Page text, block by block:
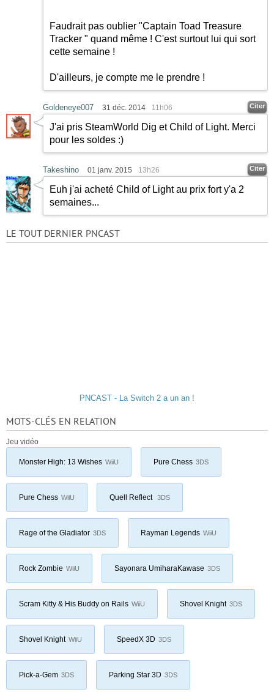
Faudrait pas oublier "Captain Toad Treasure
Tracker " quand même ! C'est surtout lui qui sort
cette semaine !
D'ailleurs, je compte me le prendre !
Goldeneye007 31 déc. 2014 11h06 Citer
J'ai pris SteamWorld Dig et Child of Light. Merci
pour les soldes :)
Takeshino 01 janv. 2015 13h26 Citer
Euh j'ai acheté Child of Light au prix fort y'a 2
semaines...
LE TOUT DERNIER PNCAST
PNCAST - La Switch 2 a un an !
MOTS-CLÉS EN RELATION
Jeu vidéo
Monster High: 13 Wishes WiiU Pure Chess 3DS
Pure Chess WiiU Quell Reflect 3DS
Rage of the Gladiator 3DS Rayman Legends WiiU
Rock Zombie WiiU Sayonara UmiharaKawase 3DS
Scram Kitty & His Buddy on Rails WiiU Shovel Knight 3DS
Shovel Knight WiiU SpeedX 3D 3DS
Pick-a-Gem 3DS Parking Star 3D 3DS